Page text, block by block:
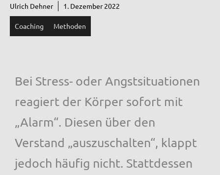
Ulrich Dehner 1. Dezember 2022
Coaching Methoden
Bei Stress- oder Angstsituationen
reagiert der Körper sofort mit
„Alarm“. Diesen über den
Verstand „auszuschalten“, klappt
jedoch häufig nicht. Stattdessen